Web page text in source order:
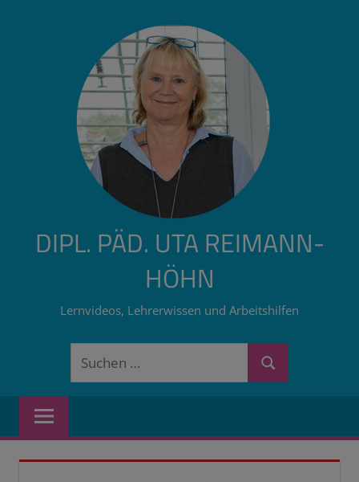
DIPL. PÄD. UTA REIMANN-
HÖHN
Lernvideos, Lehrerwissen und Arbeitshilfen
Suchen
Suchen